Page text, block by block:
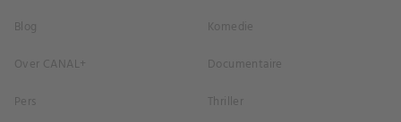
Blog
Over CANAL+
Pers
Komedie
Documentaire
Thriller